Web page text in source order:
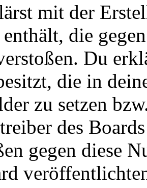
mit der
die
Du
die in
zu setzen
des
gegen diese